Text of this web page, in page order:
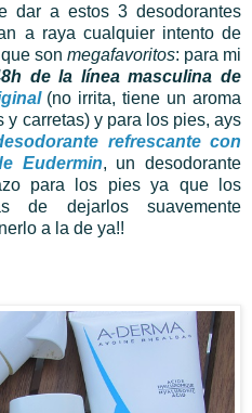
dar a estos 3 desodorantes
a raya cualquier intento de
son megafavoritos: para mi
de la línea masculina de
(no irrita, tiene un aroma
y carretas) y para los pies, ays
refrescante con
Eudermin, un desodorante
para los pies ya que los
de dejarlos suavemente
a la de ya!!